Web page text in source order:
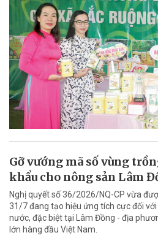
Gỡ vướng mã số vùng
khẩu cho nông sản Lâm
Nghị quyết số 36/2026/NQ-CP vừa
31/7 đang tạo hiệu ứng tích cực đối
nước, đặc biệt tại Lâm Đồng - địa
lớn hàng đầu Việt Nam.